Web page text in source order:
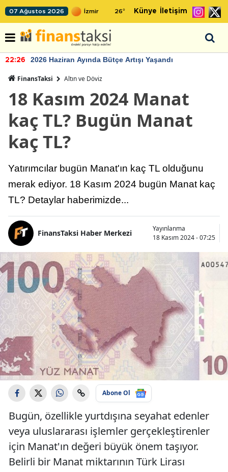
07 Ağustos 2026 26° Künye İletişim
22:26 2026 Haziran Ayında Bütçe Artışı Yaşandı
FinansTaksi Altın ve Döviz
18 Kasım 2024 Manat
kaç TL? Bugün Manat
kaç TL?
Yatırımcılar bugün Manat'ın kaç TL olduğunu
merak ediyor. 18 Kasım 2024 bugün Manat kaç
TL? Detaylar haberimizde...
FinansTaksi Haber Merkezi
Yayınlanma
18 Kasım 2024 - 07:25
Abone Ol
Bugün, özellikle yurtdışına seyahat edenler
veya uluslararası işlemler gerçekleştirenler
için Manat'ın değeri büyük önem taşıyor.
Belirli bir Manat miktarının Türk Lirası